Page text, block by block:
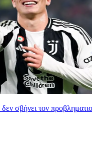
σβήνει τoν